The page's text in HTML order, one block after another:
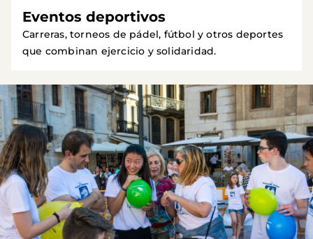
Eventos deportivos
Carreras, torneos de pádel, fútbol y otros deportes
que combinan ejercicio y solidaridad.
Imagen